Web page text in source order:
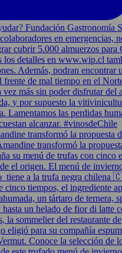
transformó la propuesta d